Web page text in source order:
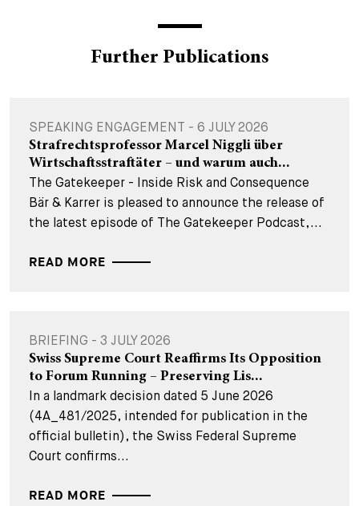
Further Publications
SPEAKING ENGAGEMENT - 6 JULY 2026
Strafrechtsprofessor Marcel Niggli über
Wirtschaftsstraftäter – und warum auch...
The Gatekeeper - Inside Risk and Consequence
Bär & Karrer is pleased to announce the release of
the latest episode of The Gatekeeper Podcast,...
READ MORE
BRIEFING - 3 JULY 2026
Swiss Supreme Court Reaffirms Its Opposition
to Forum Running – Preserving Lis...
In a landmark decision dated 5 June 2026
(4A_481/2025, intended for publication in the
official bulletin), the Swiss Federal Supreme
Court confirms...
READ MORE